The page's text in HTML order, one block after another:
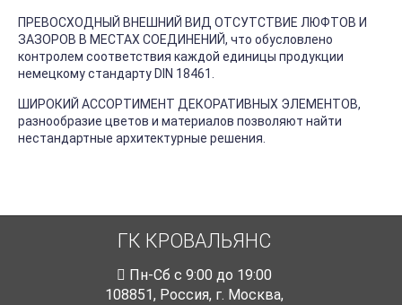
ПРЕВОСХОДНЫЙ ВНЕШНИЙ ВИД ОТСУТСТВИЕ ЛЮФТОВ И
ЗАЗОРОВ В МЕСТАХ СОЕДИНЕНИЙ, что обусловлено
контролем соответствия каждой единицы продукции
немецкому стандарту DIN 18461.
ШИРОКИЙ АССОРТИМЕНТ ДЕКОРАТИВНЫХ ЭЛЕМЕНТОВ,
разнообразие цветов и материалов позволяют найти
нестандартные архитектурные решения.
ГК КРОВАЛЬЯНС
Пн-Cб с 9:00 до 19:00
108851, Россия, г. Москва,